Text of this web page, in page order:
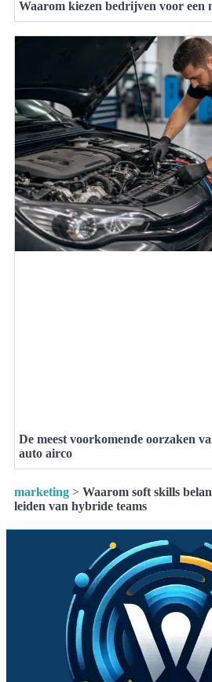
Waarom kiezen bedrijven voor een
De meest voorkomende oorzaken
auto airco
marketing > Waarom soft skills
leiden van hybride teams